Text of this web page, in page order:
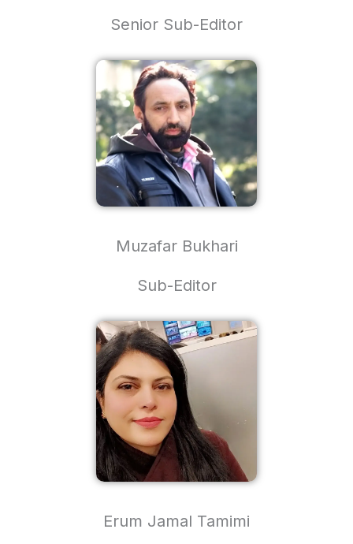
Senior Sub-Editor
Muzafar Bukhari
Sub-Editor
Erum Jamal Tamimi